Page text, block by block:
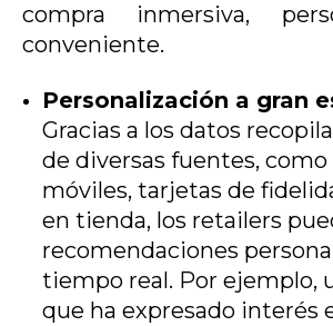
compra inmersiva,
conveniente.
Personalización a gran
Gracias a los datos
de diversas fuentes,
móviles, tarjetas de
en tienda, los retailers
recomendaciones
tiempo real. Por ejemplo,
que ha expresado interés